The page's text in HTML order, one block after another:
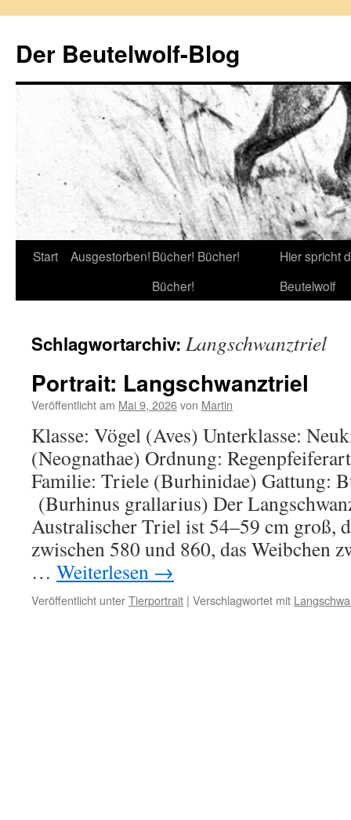
springen
Der Beutelwolf-Blog
Start Ausgestorben!Bücher! Bücher!
Bücher!
Hier spricht
Beutelwolf
Schlagwortarchiv: Langschwanztriel
Portrait: Langschwanztriel
Veröffentlicht am Mai 9, 2026von Martin
Klasse: Vögel (Aves) Unterklasse:
(Neognathae) Ordnung:
Familie: Triele (Burhinidae) Gattung:
(Burhinus grallarius) Der
Australischer Triel ist 54–59 cm groß,
zwischen 580 und 860, das Weibchen
… Weiterlesen →
Veröffentlicht unterTierportrait | Verschlagwortet mit